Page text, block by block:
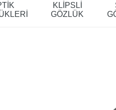
KLİPSLİ
GÖZLÜK